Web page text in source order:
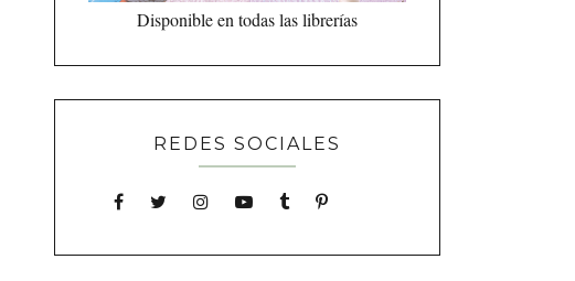
Disponible en todas las librerías
REDES SOCIALES